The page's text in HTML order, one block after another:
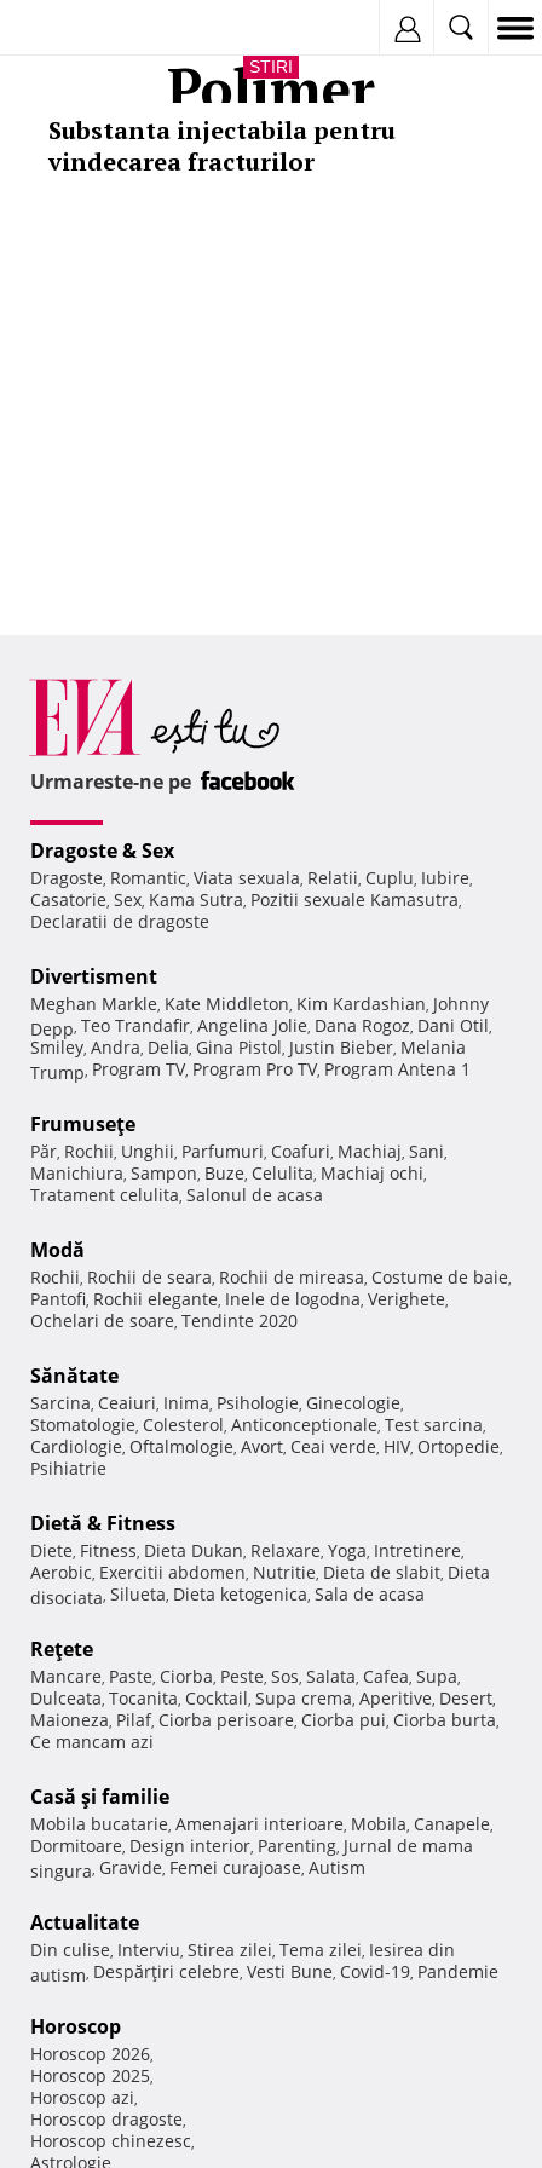
Polimer
STIRI
Substanta injectabila pentru
vindecarea fracturilor
Urmareste-ne pe
Dragoste & Sex
Dragoste, Romantic, Viata sexuala, Relatii, Cuplu, Iubire,
Casatorie, Sex, Kama Sutra, Pozitii sexuale Kamasutra,
Declaratii de dragoste
Divertisment
Meghan Markle, Kate Middleton, Kim Kardashian, Johnny
Depp, Teo Trandafir, Angelina Jolie, Dana Rogoz, Dani Otil,
Smiley, Andra, Delia, Gina Pistol, Justin Bieber, Melania
Trump, Program TV, Program Pro TV, Program Antena 1
Frumuseţe
Păr, Rochii, Unghii, Parfumuri, Coafuri, Machiaj, Sani,
Manichiura, Sampon, Buze, Celulita, Machiaj ochi,
Tratament celulita, Salonul de acasa
Modă
Rochii, Rochii de seara, Rochii de mireasa, Costume de baie,
Pantofi, Rochii elegante, Inele de logodna, Verighete,
Ochelari de soare, Tendinte 2020
Sănătate
Sarcina, Ceaiuri, Inima, Psihologie, Ginecologie,
Stomatologie, Colesterol, Anticonceptionale, Test sarcina,
Cardiologie, Oftalmologie, Avort, Ceai verde, HIV, Ortopedie,
Psihiatrie
Dietă & Fitness
Diete, Fitness, Dieta Dukan, Relaxare, Yoga, Intretinere,
Aerobic, Exercitii abdomen, Nutritie, Dieta de slabit, Dieta
disociata, Silueta, Dieta ketogenica, Sala de acasa
Reţete
Mancare, Paste, Ciorba, Peste, Sos, Salata, Cafea, Supa,
Dulceata, Tocanita, Cocktail, Supa crema, Aperitive, Desert,
Maioneza, Pilaf, Ciorba perisoare, Ciorba pui, Ciorba burta,
Ce mancam azi
Casă şi familie
Mobila bucatarie, Amenajari interioare, Mobila, Canapele,
Dormitoare, Design interior, Parenting, Jurnal de mama
singura, Gravide, Femei curajoase, Autism
Actualitate
Din culise, Interviu, Stirea zilei, Tema zilei, Iesirea din
autism, Despărţiri celebre, Vesti Bune, Covid-19, Pandemie
Horoscop
Horoscop 2026,
Horoscop 2025,
Horoscop azi,
Horoscop dragoste,
Horoscop chinezesc,
Astrologie